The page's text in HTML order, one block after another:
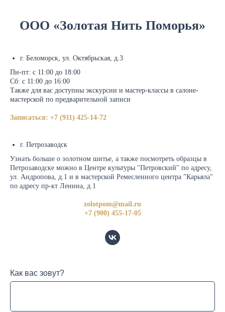
ООО «Золотая Нить Поморья»
г. Беломорск, ул. Октябрьская, д.3
Пн-пт: с 11:00 до 18:00
Сб: с 11:00 до 16:00
Также для вас доступны экскурсии и мастер-классы в салоне-
мастерской по предварительной записи
Записаться: +7 (911) 425-14-72
г. Петрозаводск
Узнать больше о золотном шитье, а также посмотреть образцы в
Петрозаводске можно в Центре культуры "Петровский" по адресу,
ул. Андропова, д.1 и в мастерской Ремесленного центра "Карьяла"
по адресу пр-кт Ленина, д.1
zolotpom@mail.ru
+7 (900) 455-17-05
Как вас зовут?